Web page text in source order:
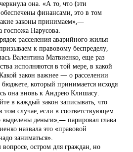
она. «А то, что (эти
финансами, это в том
законы принимаем»,—
госпожа Нарусова.
расселения аварийного жилья
к правовому беспределу,
Валентина Матвиенко, еще раз
исполняются в той мере, в какой
закон важнее — о расселении
который принимается исходя
она вновь к Андрею Клишасу.
в каждый закон записывать, что
том случае, если в соответствующем
деньги»,— парировал глава
назвала это «правовой
заниматься».
остром для граждан, но